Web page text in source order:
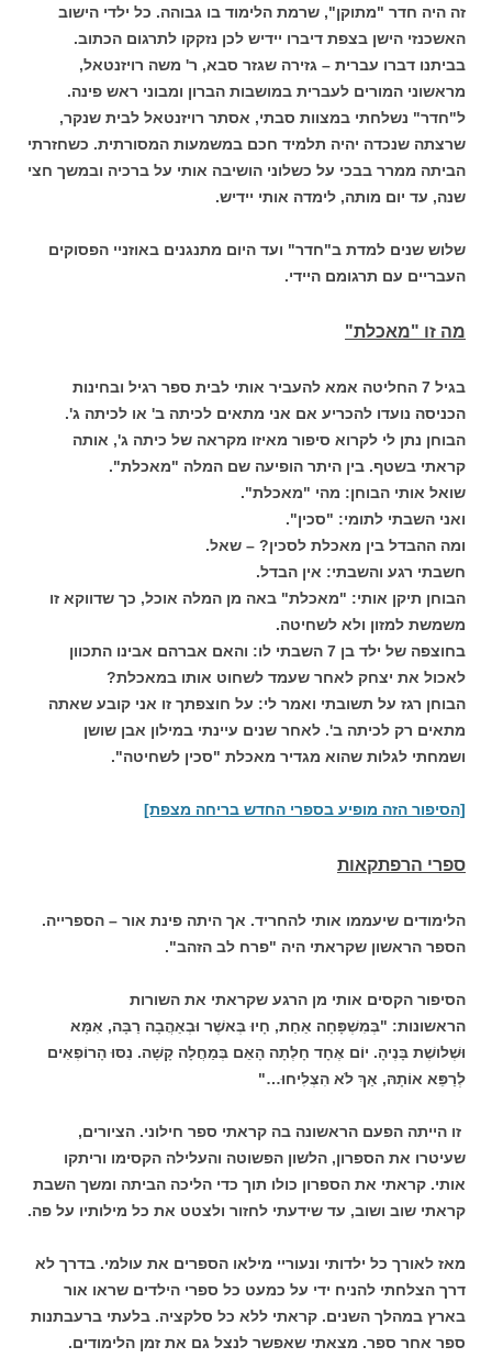
זה היה חדר "מתוקן", שרמת הלימוד בו גבוהה. כל ילדי הישוב
האשכנזי הישן בצפת דיברו יידיש לכן נזקקו לתרגום הכתוב.
בביתנו דברו עברית – גזירה שגזר סבא, ר' משה רויזנטאל,
מראשוני המורים לעברית במושבות הברון ומבוני ראש פינה.
ל"חדר" נשלחתי במצוות סבתי, אסתר רויזנטאל לבית שנקר,
שרצתה שנכדה יהיה תלמיד חכם במשמעות המסורתית. כשחזרתי
הביתה ממרר בבכי על כשלוני הושיבה אותי על ברכיה ובמשך חצי
שנה, עד יום מותה, לימדה אותי יידיש.
שלוש שנים למדת ב"חדר" ועד היום מתנגנים באוזניי הפסוקים
העבריים עם תרגומם היידי.
מה זו "מאכלת"
בגיל 7 החליטה אמא להעביר אותי לבית ספר רגיל ובחינות
הכניסה נועדו להכריע אם אני מתאים לכיתה ב' או לכיתה ג'.
הבוחן נתן לי לקרוא סיפור מאיזו מקראה של כיתה ג', אותה
קראתי בשטף. בין היתר הופיעה שם המלה "מאכלת".
שואל אותי הבוחן: מהי "מאכלת".
ואני השבתי לתומי: "סכין".
ומה ההבדל בין מאכלת לסכין? – שאל.
חשבתי רגע והשבתי: אין הבדל.
הבוחן תיקן אותי: "מאכלת" באה מן המלה אוכל, כך שדווקא זו
משמשת למזון ולא לשחיטה.
בחוצפה של ילד בן 7 השבתי לו: והאם אברהם אבינו התכוון
לאכול את יצחק לאחר שעמד לשחוט אותו במאכלת?
הבוחן רגז על תשובתי ואמר לי: על חוצפתך זו אני קובע שאתה
מתאים רק לכיתה ב'. לאחר שנים עיינתי במילון אבן שושן
ושמחתי לגלות שהוא מגדיר מאכלת "סכין לשחיטה".
[הסיפור הזה מופיע בספרי החדש בריחה מצפת]
ספרי הרפתקאות
הלימודים שיעממו אותי להחריד. אך היתה פינת אור – הספרייה.
הספר הראשון שקראתי היה "פרח לב הזהב".
הסיפור הקסים אותי מן הרגע שקראתי את השורות
הראשונות: "בְּמִשְׁפָּחָה אַחַת, חָיוּ בְּאשֶׁר וּבְאַהֲבָה רַבָּה, אִמָּא
וּשְׁלושֶׁת בָּנֶיהָ. יוֹם אֶחָד חָלְתָה הָאֵם בְּמַחֲלָה קָשָׁה. נִסּוּ הָרוֹפְאִים
לְרַפֵּא אוֹתָהּ, אַךְ לֹא הִצְלִיחוּ…"
זו הייתה הפעם הראשונה בה קראתי ספר חילוני. הציורים,
שעיטרו את הספרון, הלשון הפשוטה והעלילה הקסימו וריתקו
אותי. קראתי את הספרון כולו תוך כדי הליכה הביתה ומשך השבת
קראתי שוב ושוב, עד שידעתי לחזור ולצטט את כל מילותיו על פה.
מאז לאורך כל ילדותי ונעוריי מילאו הספרים את עולמי. בדרך לא
דרך הצלחתי להניח ידי על כמעט כל ספרי הילדים שראו אור
בארץ במהלך השנים. קראתי ללא כל סלקציה. בלעתי ברעבתנות
ספר אחר ספר. מצאתי שאפשר לנצל גם את זמן הלימודים.